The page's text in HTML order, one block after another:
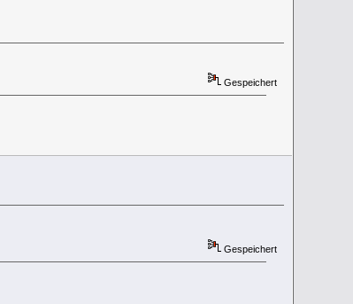
Gespeichert
Gespeichert